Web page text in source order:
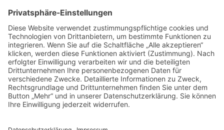
Semantische Relation
#10007[JP]wie Schaum auf dem Meer
Konzeptäquivalenz; teilweise Bildäquivalenz
(Korrespondenz von Wasser/Wind und
Spreu/Schaum)